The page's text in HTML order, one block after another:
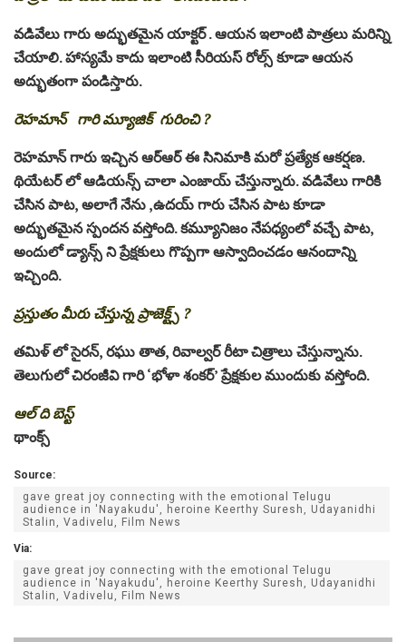
వడివేలు గారు అద్భుతమైన యాక్టర్ . ఆయన ఇలాంటి పాత్రలు మరిన్ని
చేయాలి. హాస్యమే కాదు ఇలాంటి సీరియస్ రోల్స్ కూడా ఆయన
అద్భుతంగా పండిస్తారు.
రెహమాన్ గారి మ్యూజిక్ గురించి ?
రెహమాన్ గారు ఇచ్చిన ఆర్ఆర్ ఈ సినిమాకి మరో ప్రత్యేక ఆకర్షణ.
థియేటర్ లో ఆడియన్స్ చాలా ఎంజాయ్ చేస్తున్నారు. వడివేలు గారికి
చేసిన పాట, అలాగే నేను ,ఉదయ్ గారు చేసిన పాట కూడా
అద్భుతమైన స్పందన వస్తోంది. కమ్యూనిజం నేపధ్యంలో వచ్చే పాట,
అందులో డ్యాన్స్ ని ప్రేక్షకులు గొప్పగా ఆస్వాదించడం ఆనందాన్ని
ఇచ్చింది.
ప్రస్తుతం మీరు చేస్తున్న ప్రాజెక్ట్స్ ?
తమిళ్ లో సైరన్, రఘు తాత, రివాల్వర్ రీటా చిత్రాలు చేస్తున్నాను.
తెలుగులో చిరంజీవి గారి ‘భోళా శంకర్’ ప్రేక్షకుల ముందుకు వస్తోంది.
ఆల్ ది బెస్ట్
థాంక్స్
Source:
gave great joy connecting with the emotional Telugu
audience in 'Nayakudu', heroine Keerthy Suresh, Udayanidhi
Stalin, Vadivelu, Film News
Via:
gave great joy connecting with the emotional Telugu
audience in 'Nayakudu', heroine Keerthy Suresh, Udayanidhi
Stalin, Vadivelu, Film News